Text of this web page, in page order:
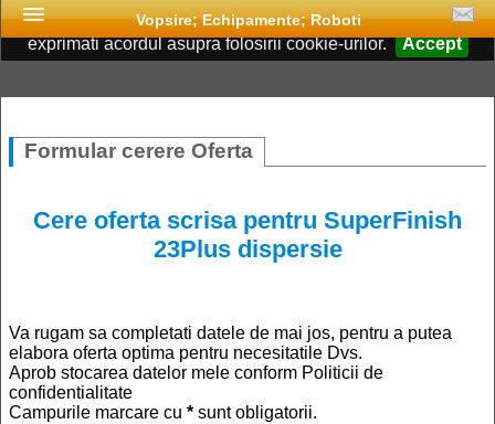
Acest site foloseste cookies. Continuand navigarea, va
exprimati acordul asupra folosirii cookie-urilor.
Accept
Vopsire; Echipamente; Roboti
Formular cerere Oferta
Cere oferta scrisa pentru SuperFinish
23Plus dispersie
Va rugam sa completati datele de mai jos, pentru a putea
elabora oferta optima pentru necesitatile Dvs.
Aprob stocarea datelor mele conform Politicii de
confidentialitate
Campurile marcare cu * sunt obligatorii.